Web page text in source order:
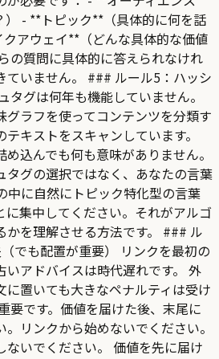
- **トピック**（具体的に何を話
アウェイ**（どんな具体的な価値
の質問に具体的に答えられなけれ
ていません。 ### ルール5：ハッシ
タグは何年も機能していません。
グラフを使ってコンテンツを分類す
キストをスキャンしています。
込んでも何も意味がありません。
タグの選択ではなく、あなたの言葉
中に自然にトピック特化型の言葉
に集中してください。それがアルゴ
かを理解させる方法です。 ### ル
でも配置が重要） リンクを最初の
いアドバイスは時代遅れです。 外
置いても大きなペナルティは受け
要です。価値を届けた後、末尾に
リンクから始めないでください。
ないでください。 価値を先に届け